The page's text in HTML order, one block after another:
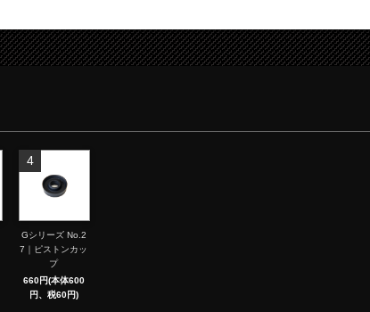
4
Gシリーズ No.2
7｜ピストンカッ
プ
660円(本体600
円、税60円)